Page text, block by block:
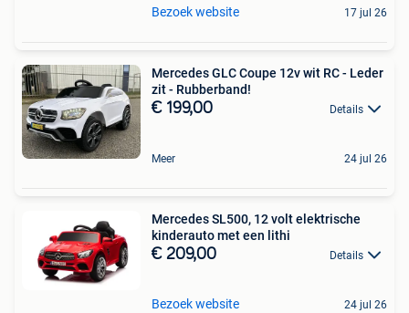
Bezoek website 17 jul 26
Mercedes GLC Coupe 12v wit RC - Leder
zit - Rubberband!
€ 199,00 Details
Meer 24 jul 26
Mercedes SL500, 12 volt elektrische
kinderauto met een lithi
€ 209,00 Details
Bezoek website 24 jul 26